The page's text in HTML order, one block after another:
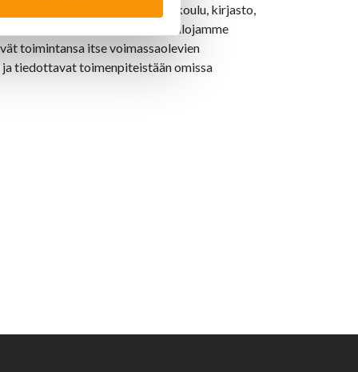
urheiluseuroja, Hiidenkiven koulu, kirjasto,
sekä lounasravintola. Tilojamme
toimintansa itse voimassaolevien
tiedottavat toimenpiteistään omissa